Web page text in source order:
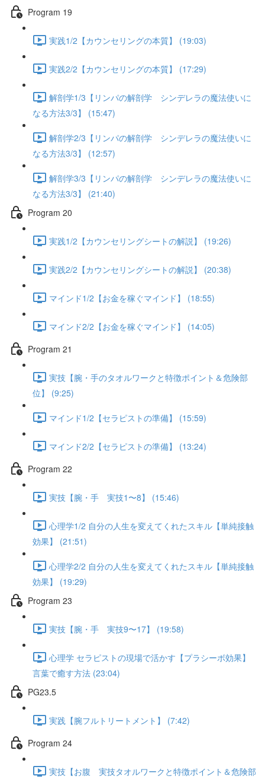
Program 19
実践1/2【カウンセリングの本質】 (19:03)
実践2/2【カウンセリングの本質】 (17:29)
解剖学1/3【リンパの解剖学 シンデレラの魔法使いに
なる方法3/3】 (15:47)
解剖学2/3【リンパの解剖学 シンデレラの魔法使いに
なる方法3/3】 (12:57)
解剖学3/3【リンパの解剖学 シンデレラの魔法使いに
なる方法3/3】 (21:40)
Program 20
実践1/2【カウンセリングシートの解説】 (19:26)
実践2/2【カウンセリングシートの解説】 (20:38)
マインド1/2【お金を稼ぐマインド】 (18:55)
マインド2/2【お金を稼ぐマインド】 (14:05)
Program 21
実技【腕・手のタオルワークと特徴ポイント＆危険部
位】 (9:25)
マインド1/2【セラピストの準備】 (15:59)
マインド2/2【セラピストの準備】 (13:24)
Program 22
実技【腕・手 実技1〜8】 (15:46)
心理学1/2 自分の人生を変えてくれたスキル【単純接触
効果】 (21:51)
心理学2/2 自分の人生を変えてくれたスキル【単純接触
効果】 (19:29)
Program 23
実技【腕・手 実技9〜17】 (19:58)
心理学 セラピストの現場で活かす【プラシーボ効果】
言葉で癒す方法 (23:04)
PG23.5
実践【腕フルトリートメント】 (7:42)
Program 24
実技【お腹 実技タオルワークと特徴ポイント＆危険部